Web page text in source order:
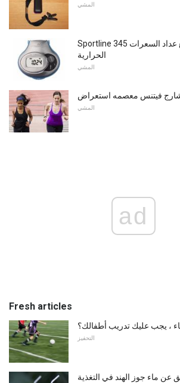
المشي
Sportline 345 مقياس الخطو مع عداد السعرات
الحرارية
المشي
فيتنس معصمه استعراض
المشي
ad
Fresh articles
، يجب عليك تدريب أطفالك؟
التحفيز
عن ماء جوز الهند في التغذية